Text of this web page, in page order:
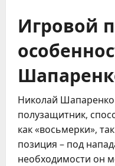
Игровой
Николай
полузащитник,
как «восьмерки»,
позиция – под
необходимости он